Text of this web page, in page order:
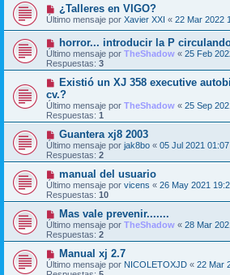
¿Talleres en VIGO?
Último mensaje por Xavier XXI « 22 Mar 2022
horror... introducir la P
Último mensaje por TheShadow « 25 Feb
Respuestas: 3
Existió un XJ 358 executive
cv.?
Último mensaje por TheShadow « 25 Sep
Respuestas: 1
Guantera xj8 2003
Último mensaje por jak8bo « 05 Jul 2021 01:07
Respuestas: 2
manual del usuario
Último mensaje por vicens « 26 May 2021
Respuestas: 10
Mas vale prevenir.......
Último mensaje por TheShadow « 28 Mar
Respuestas: 2
Manual xj 2.7
Último mensaje por NICOLETOXJD « 22 Mar